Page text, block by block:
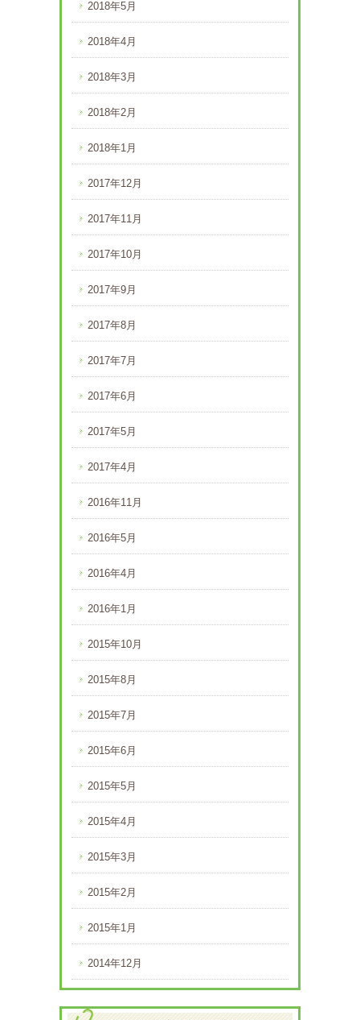
2018年5月
2018年4月
2018年3月
2018年2月
2018年1月
2017年12月
2017年11月
2017年10月
2017年9月
2017年8月
2017年7月
2017年6月
2017年5月
2017年4月
2016年11月
2016年5月
2016年4月
2016年1月
2015年10月
2015年8月
2015年7月
2015年6月
2015年5月
2015年4月
2015年3月
2015年2月
2015年1月
2014年12月